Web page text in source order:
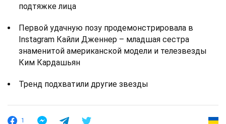
подтяжке лица
Первой удачную позу продемонстрировала в
Instagram Кайли Дженнер – младшая сестра
знаменитой американской модели и телезвезды
Ким Кардашьян
Тренд подхватили другие звезды
1